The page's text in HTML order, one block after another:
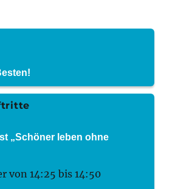
„Schöner leben ohne
von 14:25 bis14:50